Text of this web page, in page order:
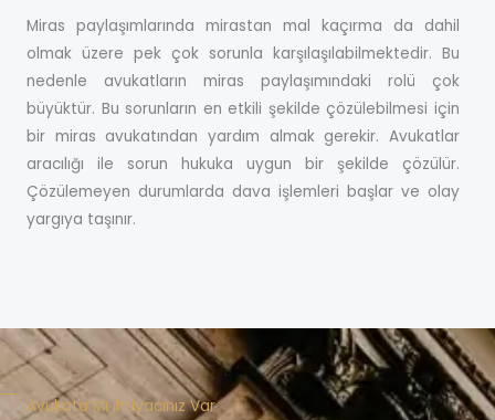
Miras paylaşımlarında mirastan mal kaçırma da dahil
olmak üzere pek çok sorunla karşılaşılabilmektedir. Bu
nedenle avukatların miras paylaşımındaki rolü çok
büyüktür. Bu sorunların en etkili şekilde çözülebilmesi için
bir miras avukatından yardım almak gerekir. Avukatlar
aracılığı ile sorun hukuka uygun bir şekilde çözülür.
Çözülemeyen durumlarda dava işlemleri başlar ve olay
yargıya taşınır.
Avukata Mı İhtiyacınız Var